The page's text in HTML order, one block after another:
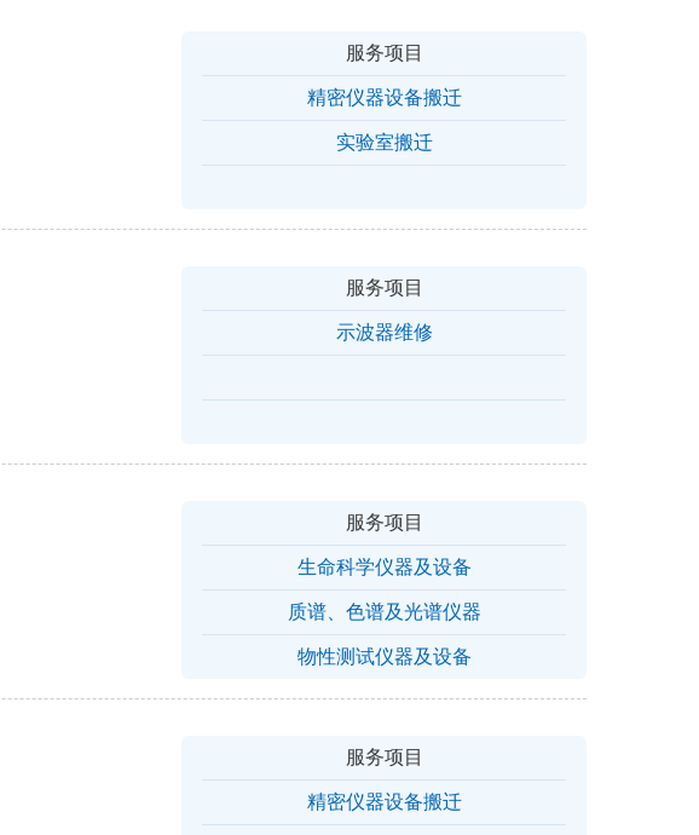
服务项目
精密仪器设备搬迁
实验室搬迁
服务项目
示波器维修
服务项目
生命科学仪器及设备
质谱、色谱及光谱仪器
物性测试仪器及设备
服务项目
精密仪器设备搬迁